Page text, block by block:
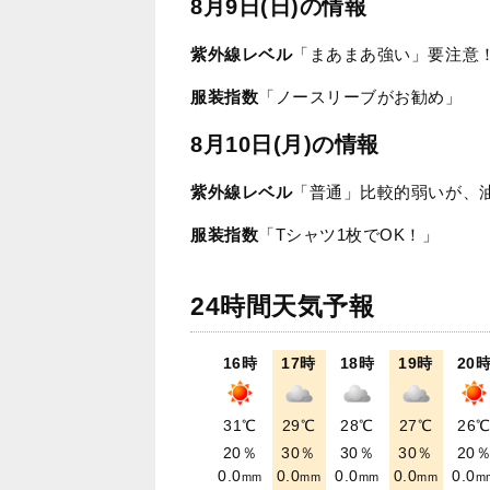
8月9日(日)の情報
紫外線レベル「まあまあ強い」要注意
服装指数 「ノースリーブがお勧め」
8月10日(月)の情報
紫外線レベル「普通」比較的弱いが、
服装指数 「Tシャツ1枚でOK！」
24時間天気予報
16時
31℃
20％
0.0mm
17時
29℃
30％
0.0mm
18時
28℃
30％
0.0mm
19時
27℃
30％
0.0mm
20
26℃
20
0.0